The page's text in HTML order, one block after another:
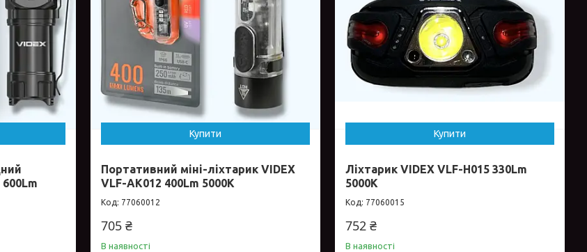
Купити
Портативний міні-ліхтарик VIDEX
VLF-AK012 400Lm 5000K
77060012
705 ₴
В наявності
Купити
Ліхтарик VIDEX VLF-H015 330Lm
5000K
77060015
752 ₴
В наявності